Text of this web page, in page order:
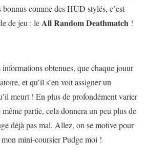
bonnus comme des HUD stylés, c’est
de jeu : leAll Random Deathmatch !
informations obtenues, que chaque jouur
et qu’il s’en voit assigner un
meurt ! En plus de profondément varier
partie, cela donnera un peu plus de
déjà pas mal. Allez, on se motive pour
mini-coursier Pudge moi !